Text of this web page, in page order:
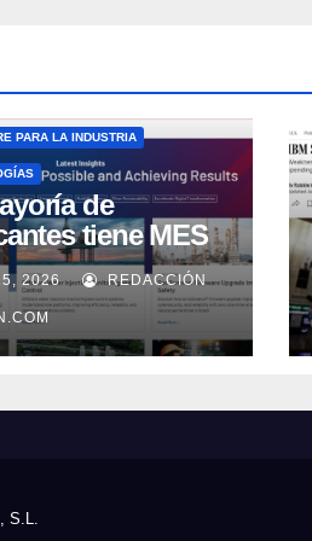
PARA LA INDUSTRIA
de
tiene MES
lo usa
según
Automation
2026 REDACCIÓN